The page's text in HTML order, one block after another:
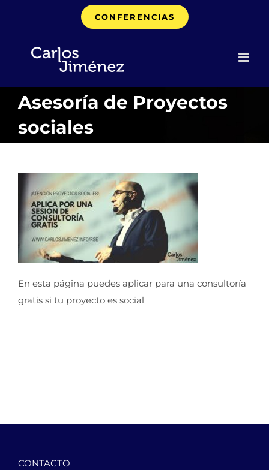
CONFERENCIAS
Asesoría de Proyectos
sociales
En esta página puedes aplicar para una consultoría
gratis si tu proyecto es social
CONTACTO